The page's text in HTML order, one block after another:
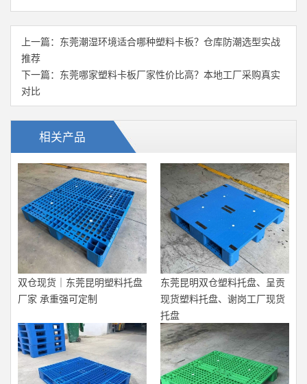
上一篇： 东莞潮湿环境适合哪种塑料卡板？仓库防潮选型实战
推荐
下一篇： 东莞哪家塑料卡板厂家性价比高？本地工厂采购真实
对比
相关产品
双仓现货｜东莞昆明塑料托盘
厂家 承重强可定制
东莞昆明双仓塑料托盘、呈贡
现货塑料托盘、谢岗工厂现货
托盘